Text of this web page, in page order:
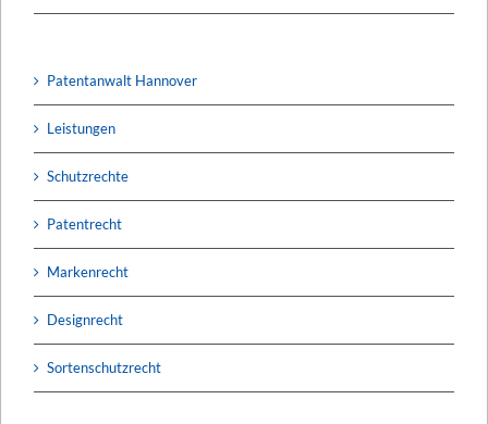
Patentanwalt Hannover
Leistungen
Schutzrechte
Patentrecht
Markenrecht
Designrecht
Sortenschutzrecht